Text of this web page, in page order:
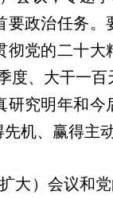
要政治任务
彻党的二十
度、大干一
研究明年和
机、赢得主
大）会议和